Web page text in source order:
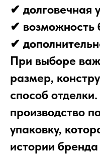
✔ долговечная
✔ возможность
✔
При выборе
размер,
способ
производство
упаковку,
истории